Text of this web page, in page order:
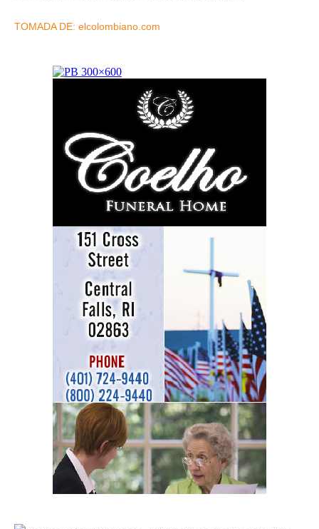
TOMADA DE: elcolombiano.com